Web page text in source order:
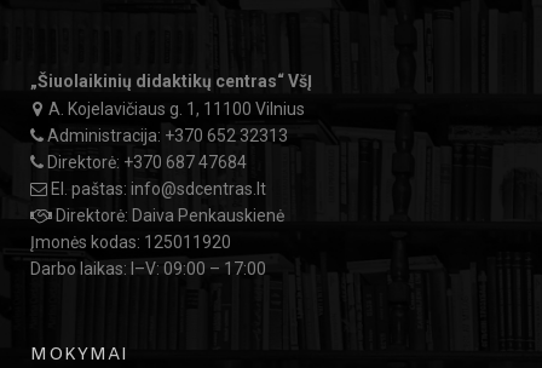
„Šiuolaikinių didaktikų centras“ VšĮ
A. Kojelavičiaus g. 1, 11100 Vilnius
Administracija: +370 652 32313
Direktorė: +370 687 47684
El. paštas: info@sdcentras.lt
Direktorė: Daiva Penkauskienė
Įmonės kodas: 125011920
Darbo laikas: I–V: 09:00 – 17:00
MOKYMAI